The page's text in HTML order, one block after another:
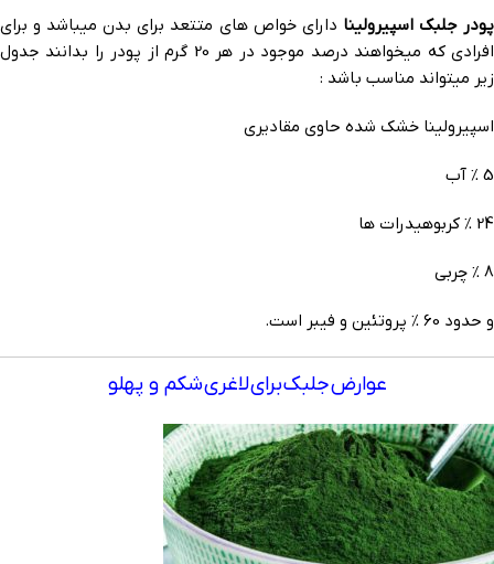
پودر جلبک اسپیرولینا دارای خواص های متتعد برای بدن میباشد و برای
افرادی که میخواهند درصد موجود در هر 20 گرم از پودر را بدانند جدول
زیر میتواند مناسب باشد :
اسپیرولینا خشک شده حاوی مقادیری
5 % آب
24 % کربوهیدرات ها
8 % چربی
و حدود 60 % پروتئین و فیبر است.
عوارض جلبک برای لاغری شکم و پهلو